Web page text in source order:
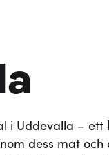
i Uddevalla –
dess mat